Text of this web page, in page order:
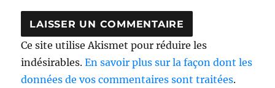
Ce site utilise Akismet pour réduire les
indésirables.En savoir plus sur la façon dont les
données de vos commentaires sont traitées.